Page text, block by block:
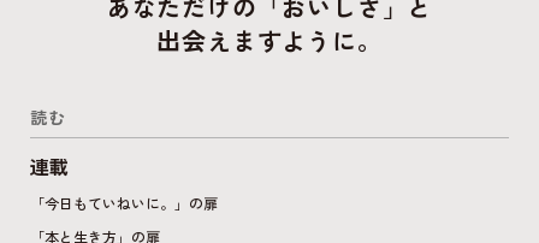
出会えますように。
読む
連載
「今日もていねいに。」の扉
「本と生き方」の扉